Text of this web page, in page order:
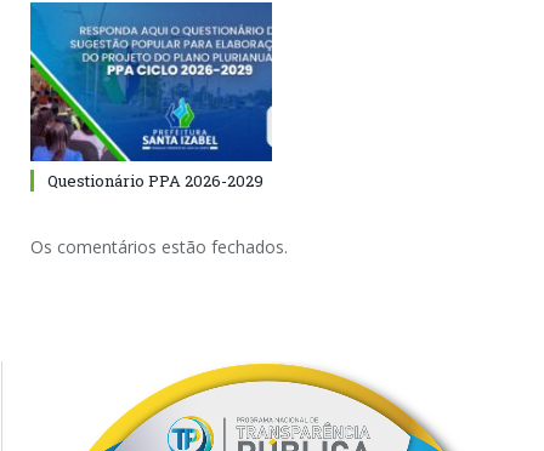
Questionário PPA 2026-2029
Os comentários estão fechados.